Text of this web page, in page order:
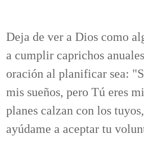
Deja de ver a Dios como
a cumplir caprichos
oración al planificar sea:
mis sueños, pero Tú eres
planes calzan con los
ayúdame a aceptar tu